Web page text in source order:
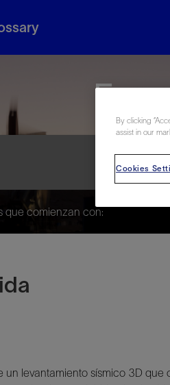
que comienzan con:
un levantamiento sísmico 3D
By clicking
assist in our
Cookies